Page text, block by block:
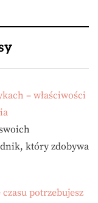
– właściwości
który zdobywa
potrzebujesz